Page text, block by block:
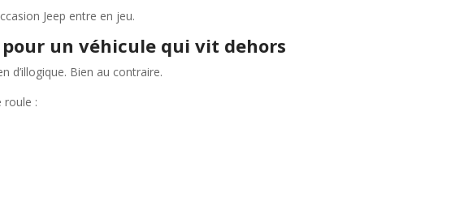
Jeep entre en jeu.
pour un véhicule qui vit dehors
d’illogique. Bien au contraire.
roule :